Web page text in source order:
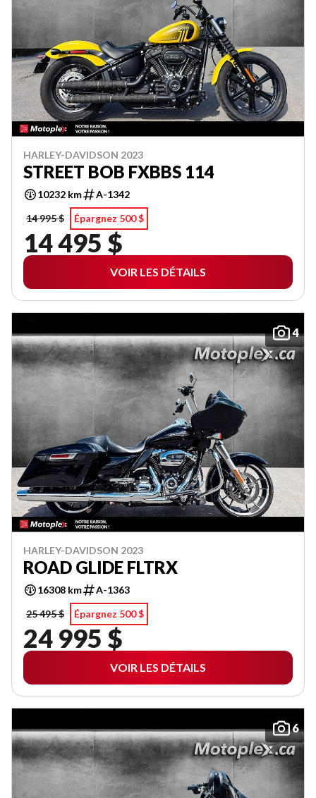
HARLEY-DAVIDSON 2023
STREET BOB FXBBS 114
10232 km
A-1342
14 995 $
Épargnez 500 $
14 495 $
VOIR LES DÉTAILS
4
HARLEY-DAVIDSON 2023
ROAD GLIDE FLTRX
16308 km
A-1363
25 495 $
Épargnez 500 $
24 995 $
VOIR LES DÉTAILS
6